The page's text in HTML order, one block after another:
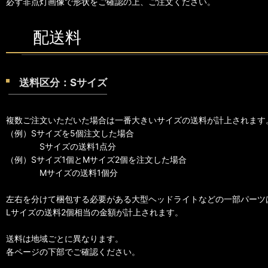
配送料
送料区分：Sサイズ
複数ご注文いただいた場合は一番大きいサイズの送料が計上されます
（例）Sサイズを5個注文した場合
Sサイズの送料1点分
（例）Sサイズ1個とMサイズ2個を注文した場合
Mサイズの送料1個分
左右を分けて梱包する必要がある大型ヘッドライトなどの一部パーツ
Lサイズの送料2個相当の金額が計上されます。
送料は地域ごとに異なります。
各ページの下部でご確認ください。